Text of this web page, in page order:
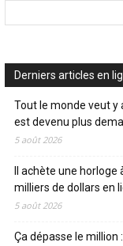
Derniers articles en
Tout le monde veut y
est devenu plus
5 août 2026
Il achète une
milliers de dollars en
5 août 2026
Ça dépasse le